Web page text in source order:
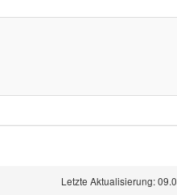
Letzte Aktualisierung: